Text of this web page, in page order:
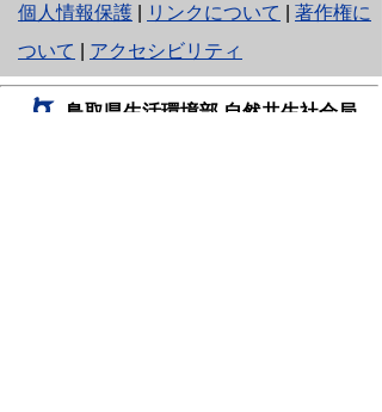
個人情報保護
と
り
ネ
リンクについて
著作権に
ついて
アクセシビリティ
鳥取県生活環境部 自然共生社会局